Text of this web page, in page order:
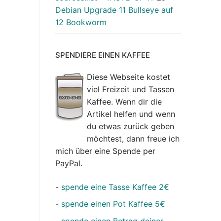
Debian Upgrade 11 Bullseye auf
12 Bookworm
SPENDIERE EINEN KAFFEE
Diese Webseite kostet
viel Freizeit und Tassen
Kaffee. Wenn dir die
Artikel helfen und wenn
du etwas zurück geben
möchtest, dann freue ich
mich über eine Spende per
PayPal.
- spende eine Tasse Kaffee 2€
- spende einen Pot Kaffee 5€